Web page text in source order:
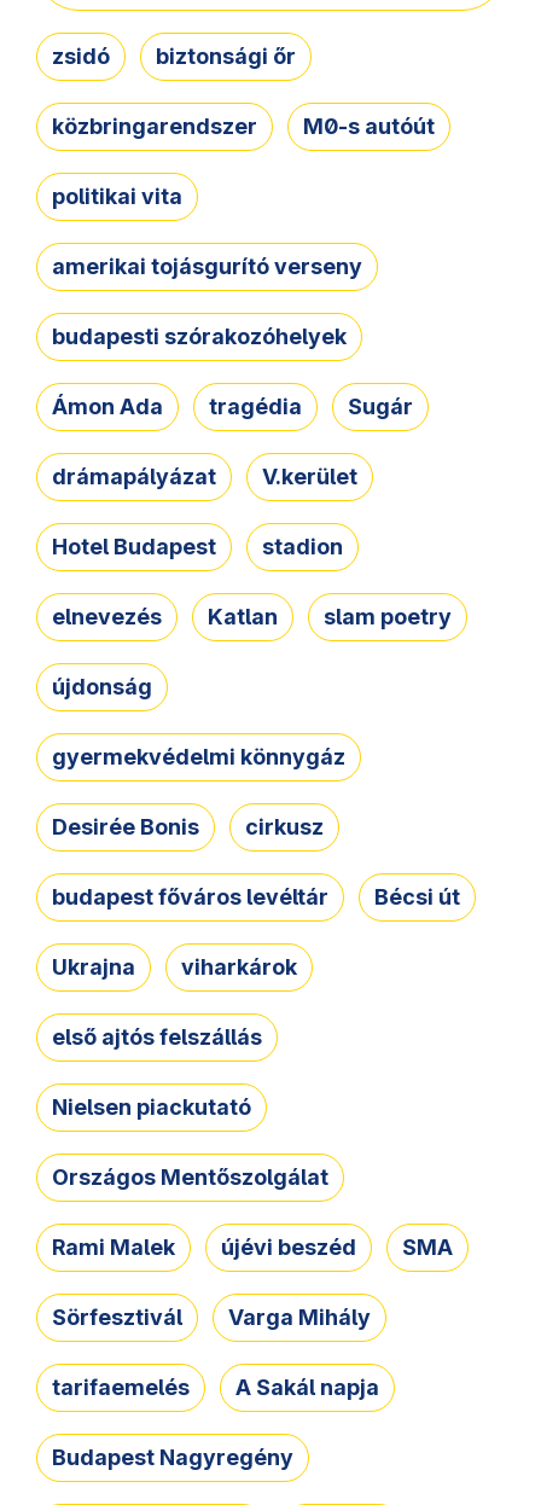
zsidó biztonsági őr
közbringarendszer M0-s autóút
politikai vita
amerikai tojásgurító verseny
budapesti szórakozóhelyek
Ámon Ada tragédia Sugár
drámapályázat V.kerület
Hotel Budapest stadion
elnevezés Katlan slam poetry
újdonság
gyermekvédelmi könnygáz
Desirée Bonis cirkusz
budapest főváros levéltár Bécsi út
Ukrajna viharkárok
első ajtós felszállás
Nielsen piackutató
Országos Mentőszolgálat
Rami Malek újévi beszéd SMA
Sörfesztivál Varga Mihály
tarifaemelés A Sakál napja
Budapest Nagyregény